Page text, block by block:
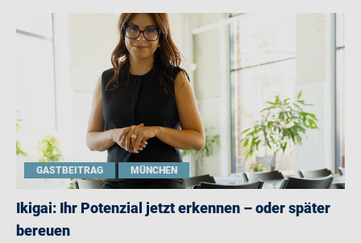
GASTBEITRAG MÜNCHEN
Ikigai: Ihr Potenzial jetzt erkennen – oder später
bereuen